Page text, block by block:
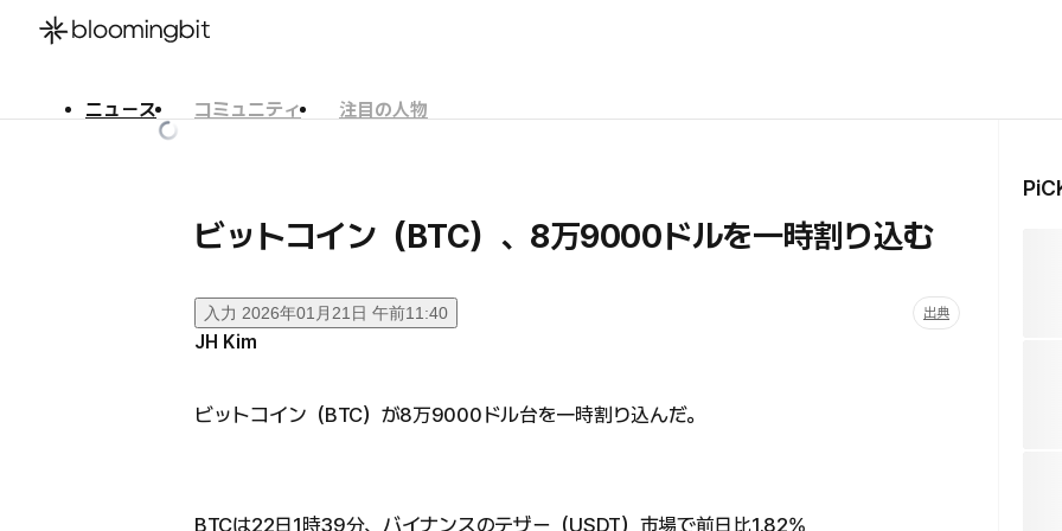
ニュース コミュニティ
注目の人物
ビットコイン（BTC）、8万9000ドルを一時割り込む
入力 2026年01月21日 午前11:40 出典
JH Kim
ビットコイン（BTC）が8万9000ドル台を一時割り込んだ。
BTCは22日1時39分、バイナンスのテザー（USDT）市場で前日比1.82%